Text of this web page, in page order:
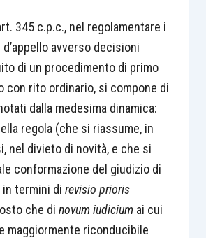
345 c.p.c., nel regolamentare i
avverso decisioni
di un procedimento di primo
con rito ordinario, si compone di
dalla medesima dinamica:
regola (che si riassume, in
nel divieto di novità, e che si
conformazione del giudizio di
termini di revisio prioris
che di novum iudiciumai cui
maggiormente riconducibile